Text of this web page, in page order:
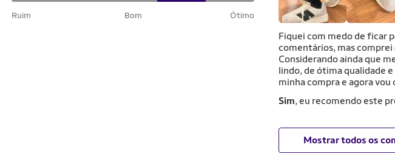
Ruim Bom Ótimo
Fiquei com medo de ficar
comentários, mas
Considerando ainda que
lindo, de ótima qualidade
minha compra e agora
Sim, eu recomendo este
Mostrar todos os